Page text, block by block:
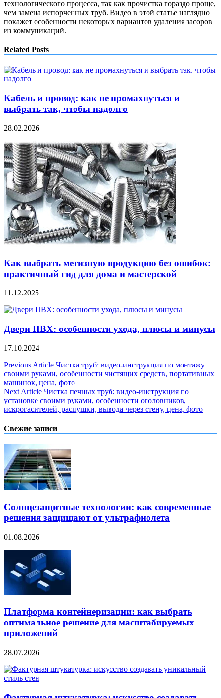
технологического процесса, так как прочистка гораздо проще,
чем замена испорченных труб. Видео в этой статье наглядно
покажет особенности некоторых вариантов удаления засоров
из коммуникаций.
Related Posts
Кабель и провод: как не промахнуться и
выбрать так, чтобы надолго
28.02.2026
Как выбрать метизную продукцию без ошибок:
практичный гид для дома и мастерской
11.12.2025
Двери ПВХ: особенности ухода, плюсы и минусы
17.10.2024
Навигация
по
записям
Previous Article Чистка труб: видео-инструкция по монтажу
своими руками, особенности чистящих средств, портативных
машинок, цена, фото
Next Article Чистка печных труб: видео-инструкция по
установке своими руками, особенности оголовников,
искрогасителей, распушки, вывода через стену, цена, фото
Свежие записи
Солнцезащитные технологии: как современные
решения защищают от ультрафиолета
01.08.2026
Платформа контейнеризации: как выбрать
оптимальное решение для масштабируемых
приложений
28.07.2026